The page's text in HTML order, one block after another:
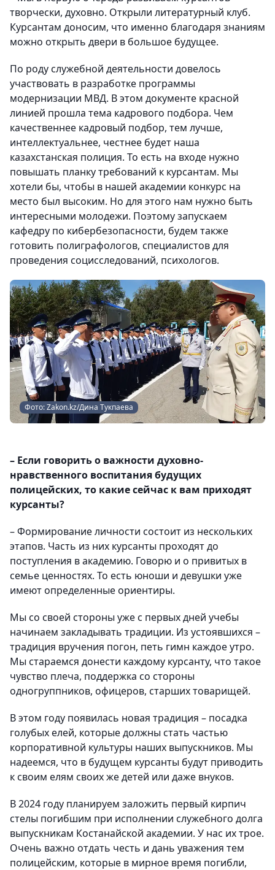
творчески, духовно. Открыли литературный клуб.
Курсантам доносим, что именно благодаря знаниям
можно открыть двери в большое будущее.
По роду служебной деятельности довелось
участвовать в разработке программы
модернизации МВД. В этом документе красной
линией прошла тема кадрового подбора. Чем
качественнее кадровый подбор, тем лучше,
интеллектуальнее, честнее будет наша
казахстанская полиция. То есть на входе нужно
повышать планку требований к курсантам. Мы
хотели бы, чтобы в нашей академии конкурс на
место был высоким. Но для этого нам нужно быть
интересными молодежи. Поэтому запускаем
кафедру по кибербезопасности, будем также
готовить полиграфологов, специалистов для
проведения социсследований, психологов.
Фото: Zakon.kz/Дина Тукпаева
– Если говорить о важности духовно-
нравственного воспитания будущих
полицейских, то какие сейчас к вам приходят
курсанты?
– Формирование личности состоит из нескольких
этапов. Часть из них курсанты проходят до
поступления в академию. Говорю и о привитых в
семье ценностях. То есть юноши и девушки уже
имеют определенные ориентиры.
Мы со своей стороны уже с первых дней учебы
начинаем закладывать традиции. Из устоявшихся –
традиция вручения погон, петь гимн каждое утро.
Мы стараемся донести каждому курсанту, что такое
чувство плеча, поддержка со стороны
одногруппников, офицеров, старших товарищей.
В этом году появилась новая традиция – посадка
голубых елей, которые должны стать частью
корпоративной культуры наших выпускников. Мы
надеемся, что в будущем курсанты будут приводить
к своим елям своих же детей или даже внуков.
В 2024 году планируем заложить первый кирпич
стелы погибшим при исполнении служебного долга
выпускникам Костанайской академии. У нас их трое.
Очень важно отдать честь и дань уважения тем
полицейским, которые в мирное время погибли,